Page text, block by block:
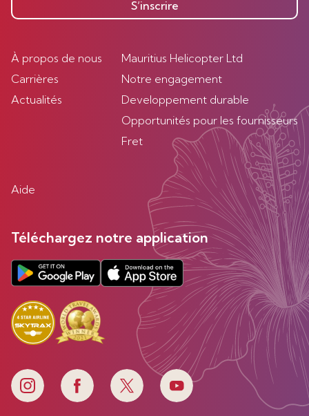
S’inscrire
À propos de nous
Carrières
Actualités
Mauritius Helicopter Ltd
Notre engagement
Developpement durable
Opportunités pour les fournisseurs
Fret
Aide
Téléchargez notre application